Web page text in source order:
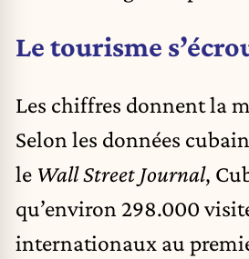
Le tourisme
Les chiffres donnent la
Selon les données
le Wall Street Journal,
qu’environ 298.000
internationaux au